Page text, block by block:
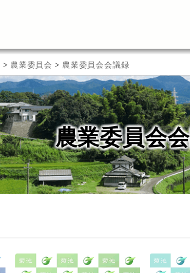
> 農業委員会 > 農業委員会会議録
農業委員会